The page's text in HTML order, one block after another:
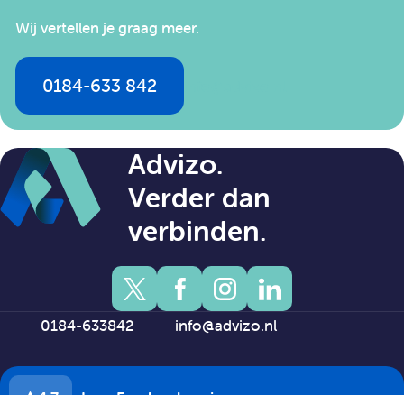
Wij vertellen je graag meer.
0184-633 842
Advizo.
Verder dan
verbinden.
0184-633842 info@advizo.nl